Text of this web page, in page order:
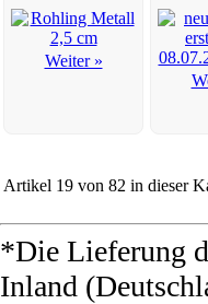
Weiter »
Artikel 19 von 82 in dieser
*Die Lieferung
Inland